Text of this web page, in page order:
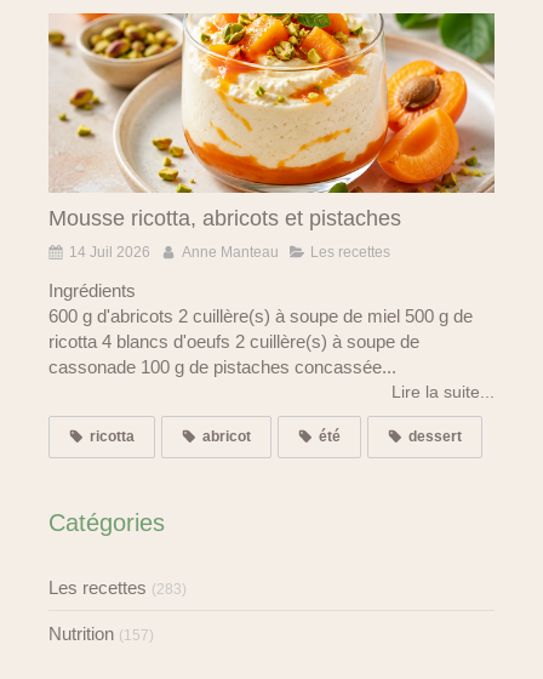
Mousse ricotta, abricots et pistaches
14 Juil 2026 Anne Manteau Les recettes
Ingrédients
600 g d'abricots 2 cuillère(s) à soupe de miel 500 g de
ricotta 4 blancs d'oeufs 2 cuillère(s) à soupe de
cassonade 100 g de pistaches concassée...
Lire la suite...
ricotta abricot été dessert
Catégories
Les recettes (283)
Nutrition (157)